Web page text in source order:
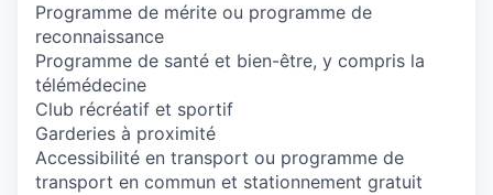
Programme de mérite ou programme de
reconnaissance
Programme de santé et bien-être, y compris la
télémédecine
Club récréatif et sportif
Garderies à proximité
Accessibilité en transport ou programme de
transport en commun et stationnement gratuit